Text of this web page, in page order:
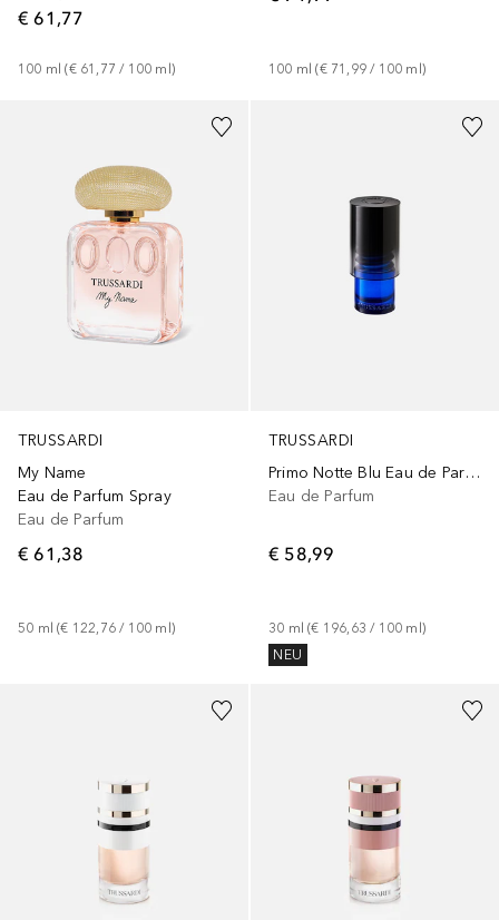
€ 61,77
100 ml (€ 61,77 / 100 ml ) 100 ml (€ 71,99 / 100 ml )
TRUSSARDI
My Name
Eau de Parfum Spray
Eau de Parfum
€ 61,38
50 ml (€ 122,76 / 100 ml )
TRUSSARDI
Primo Notte Blu Eau de Parfum Spray
Eau de Parfum
€ 58,99
30 ml (€ 196,63 / 100 ml )
NEU